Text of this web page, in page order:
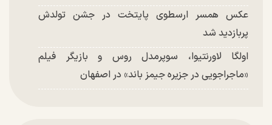
عکس همسر ارسطوی پایتخت در جشن تولدش
پربازدید شد
اولگا لاورنتیوا، سوپرمدل روس و بازیگر فیلم
«ماجراجویی در جزیره جیمز باند» در اصفهان